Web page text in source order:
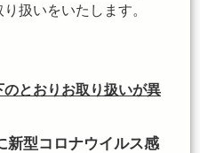
扱いをいたします。
とおりお取り扱いが異
型コロナウイルス感